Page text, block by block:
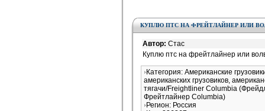
КУПЛЮ ПТС НА ФРЕЙТЛАЙНЕР ИЛИ
Автор: Cтас
Куплю птс на фрейтлайнер или
Категория: Американские
американских грузовиков,
тягачи/Freightliner Columbia
Фрейтлайнер Columbia)
Регион: Россия